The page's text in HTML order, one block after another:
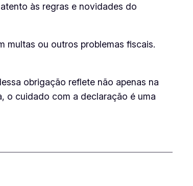
às regras e novidades do
multas ou outros problemas fiscais.
obrigação reflete não apenas na
o cuidado com a declaração é uma